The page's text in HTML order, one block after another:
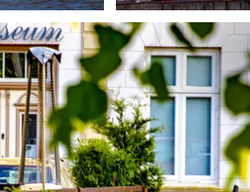
Sehenswürdigkeiten